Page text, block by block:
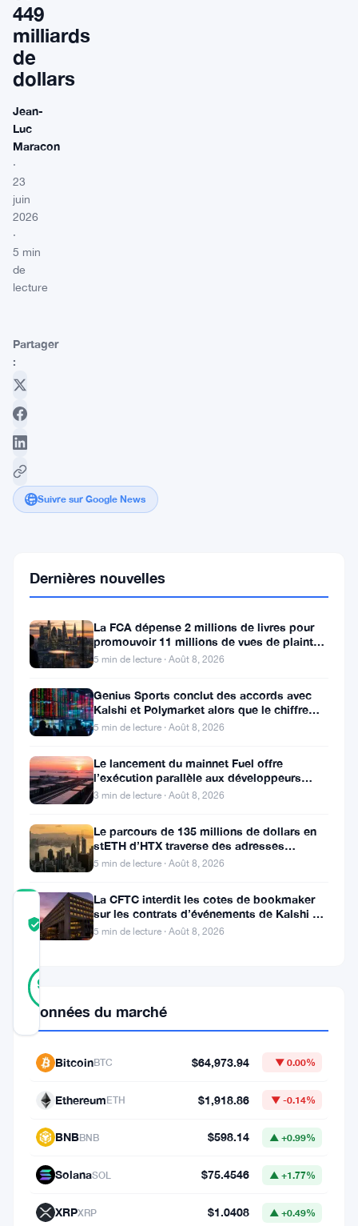
449
milliards
de
dollars
Jean-
Luc
Maracon
·
23
juin
2026
·
5 min
de
lecture
Partager
:
Suivre sur Google News
date
Trump
pour
2031
Bitcoin
dollars
COMMUNITY
TRUST
SCORE
90
Mis à jour 2 mois il y a
président
Trump
signé
deux
décrets
Dernières nouvelles
La FCA dépense 2 millions de livres pour
promouvoir 11 millions de vues de plaintes
sur le financement
5 min de lecture · Août 8, 2026
Genius Sports conclut des accords avec
Kalshi et Polymarket alors que le chiffre
d’affaires du T2 atteint
5 min de lecture · Août 8, 2026
Le lancement du mainnet Fuel offre
l’exécution parallèle aux développeurs
d’Ethereum
3 min de lecture · Août 8, 2026
Le parcours de 135 millions de dollars en
stETH d’HTX traverse des adresses
Poloniex
5 min de lecture · Août 8, 2026
La CFTC interdit les cotes de bookmaker
sur les contrats d’événements de Kalshi et
Polymarket
5 min de lecture · Août 8, 2026
Données du marché
BitcoinBTC $64,973.94 ▼ 0.00%
EthereumETH $1,918.86 ▼ -0.14%
BNBBNB $598.14 ▲ +0.99%
SolanaSOL $75.4546 ▲ +1.77%
XRPXRP $1.0408 ▲ +0.49%